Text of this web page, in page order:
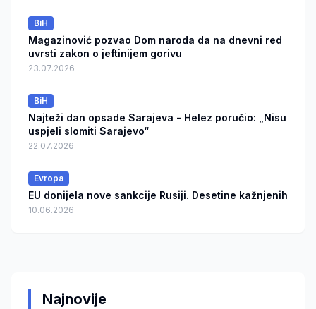
BiH
Magazinović pozvao Dom naroda da na dnevni red
uvrsti zakon o jeftinijem gorivu
23.07.2026
BiH
Najteži dan opsade Sarajeva - Helez poručio: „Nisu
uspjeli slomiti Sarajevo“
22.07.2026
Evropa
EU donijela nove sankcije Rusiji. Desetine kažnjenih
10.06.2026
Najnovije